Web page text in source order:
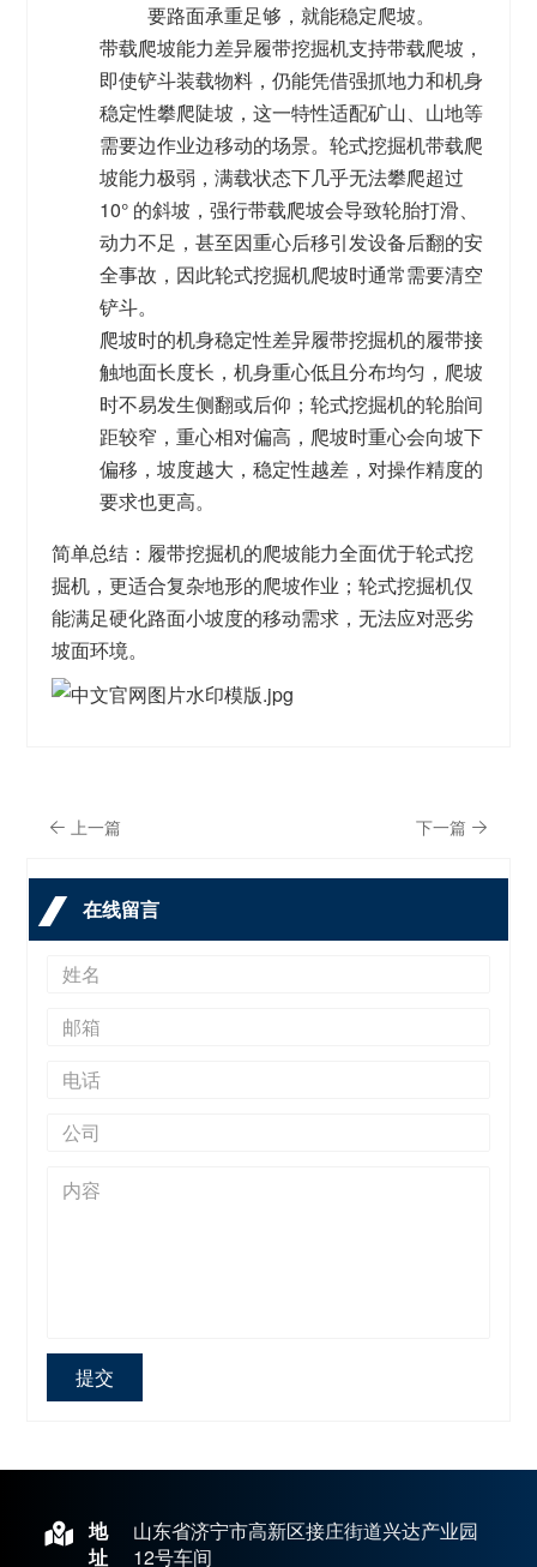
要路面承重足够，就能稳定爬坡。
带载爬坡能力差异履带挖掘机支持带载爬坡 ，
即使铲斗装载物料，仍能凭借强抓地力和机身
稳定性攀爬陡坡，这一特性适配矿山、山地等
需要边作业边移动的场景。轮式挖掘机带载爬
坡能力极弱 ，满载状态下几乎无法攀爬超过
10° 的斜坡，强行带载爬坡会导致轮胎打滑、
动力不足，甚至因重心后移引发设备后翻的安
全事故，因此轮式挖掘机爬坡时通常需要清空
铲斗。
爬坡时的机身稳定性差异履带挖掘机的履带接
触地面长度长，机身重心低且分布均匀，爬坡
时不易发生侧翻或后仰；轮式挖掘机的轮胎间
距较窄，重心相对偏高，爬坡时重心会向坡下
偏移，坡度越大，稳定性越差，对操作精度的
要求也更高。
简单总结： 履带挖掘机的爬坡能力全面优于轮式挖
掘机 ，更适合复杂地形的爬坡作业；轮式挖掘机仅
能满足硬化路面小坡度的移动需求，无法应对恶劣
坡面环境。
上一篇 下一篇
在线留言
提交
地
址
山东省济宁市高新区接庄街道兴达产业园
12号车间